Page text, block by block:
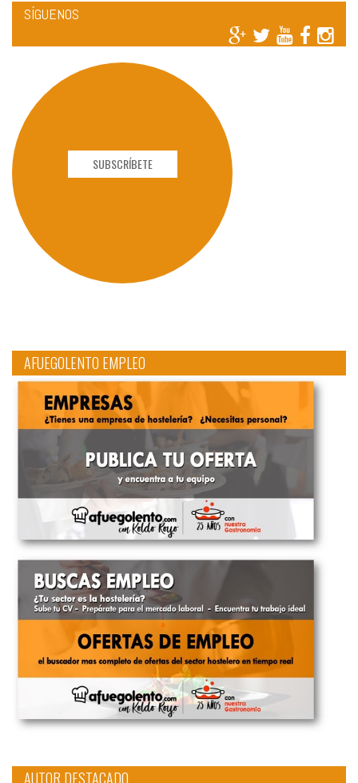
SÍGUENOS
SUBSCRÍBETE
AFUEGOLENTO EMPLEO
AUTOR DESTACADO